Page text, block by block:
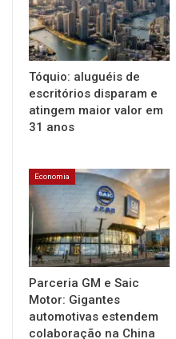
Tóquio: aluguéis de
escritórios disparam e
atingem maior valor em
31 anos
Economia
Parceria GM e Saic
Motor: Gigantes
automotivas estendem
colaboração na China